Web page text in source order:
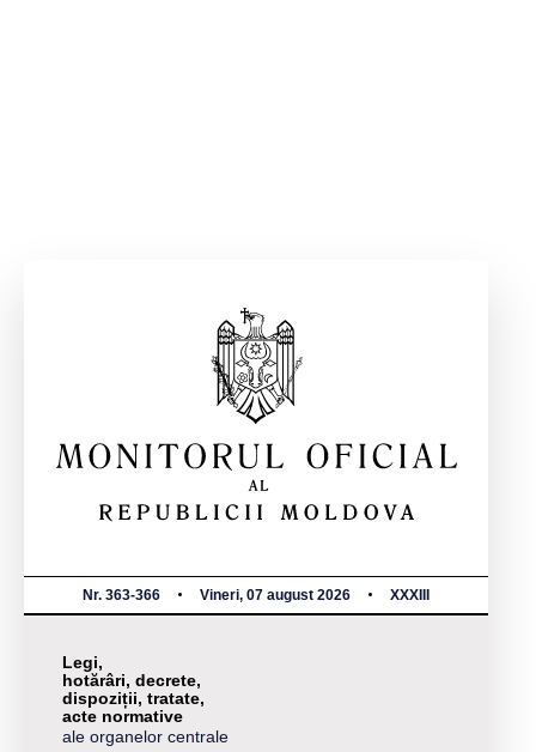
Nr. 363-366 Vineri, 07 august 2026 XXXIII
Legi,
hotărâri, decrete,
dispoziții, tratate,
acte normative
ale organelor centrale